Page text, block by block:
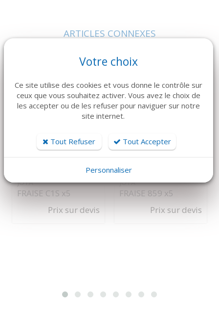
ARTICLES CONNEXES
produits plébiscités par nos clients
JOTA
FRAISE C1S x5
Prix sur devis
JOTA
FRAISE 859 x5
Prix sur devis
Votre choix
Ce site utilise des cookies et vous donne le contrôle sur
ceux que vous souhaitez activer. Vous avez le choix de
les accepter ou de les refuser pour naviguer sur notre
site internet.
Tout Refuser Tout Accepter
Personnaliser